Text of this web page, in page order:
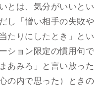
とは、気分がいいとい
し「憎い相手の失敗や
たりにしたとき」とい
ション限定の慣用句で
あみろ」と言い放った
の内で思った）ときの